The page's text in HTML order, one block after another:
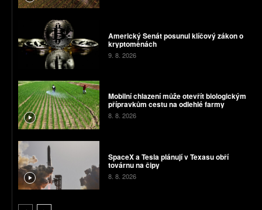
Americký Senát posunul klíčový zákon o
kryptoměnách
9. 8. 2026
Mobilní chlazení může otevřít biologickým
přípravkům cestu na odlehlé farmy
8. 8. 2026
SpaceX a Tesla plánují v Texasu obří
továrnu na čipy
8. 8. 2026